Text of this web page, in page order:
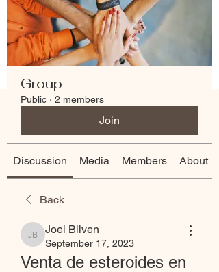
Group
Public · 2 members
Join
Discussion Media Members About
Back
Joel Bliven
Joel Bliven
September 17, 2023
Venta de esteroides en